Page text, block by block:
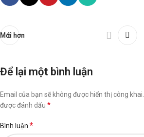
Mới hơn
Để lại một bình luận
Email của bạn sẽ không được hiển thị công khai.
được đánh dấu *
Bình luận *